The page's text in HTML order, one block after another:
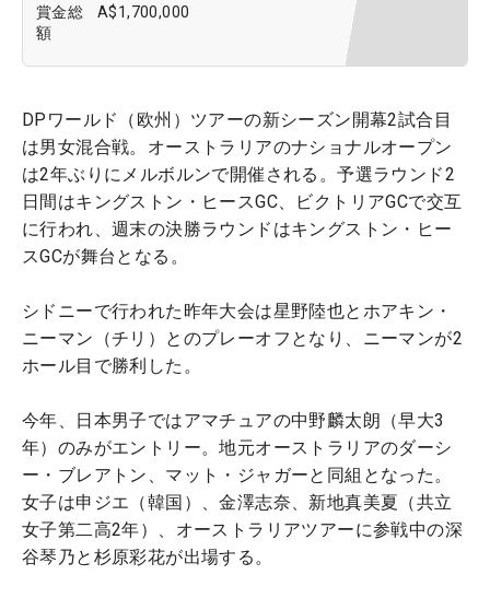
賞金総
額
A$1,700,000
DPワールド（欧州）ツアーの新シーズン開幕2試合目
は男女混合戦。オーストラリアのナショナルオープン
は2年ぶりにメルボルンで開催される。予選ラウンド2
日間はキングストン・ヒースGC、ビクトリアGCで交互
に行われ、週末の決勝ラウンドはキングストン・ヒー
スGCが舞台となる。
シドニーで行われた昨年大会は星野陸也とホアキン・
ニーマン（チリ）とのプレーオフとなり、ニーマンが2
ホール目で勝利した。
今年、日本男子ではアマチュアの中野麟太朗（早大3
年）のみがエントリー。地元オーストラリアのダーシ
ー・ブレアトン、マット・ジャガーと同組となった。
女子は申ジエ（韓国）、金澤志奈、新地真美夏（共立
女子第二高2年）、オーストラリアツアーに参戦中の深
谷琴乃と杉原彩花が出場する。